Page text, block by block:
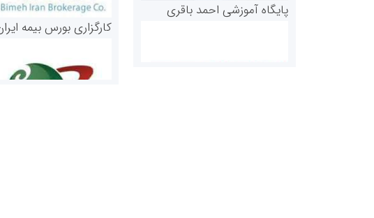
پایگاه آموزشی احمد باقری
کارگزاری بورس بیمه